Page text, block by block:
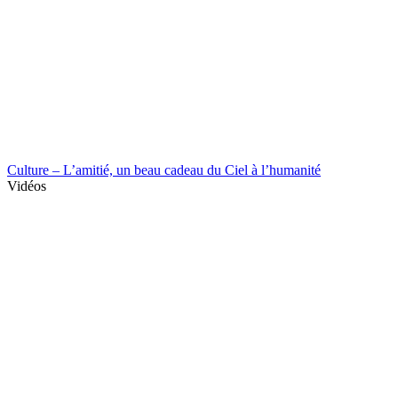
Culture – L’amitié, un beau cadeau du Ciel à l’humanité
Vidéos